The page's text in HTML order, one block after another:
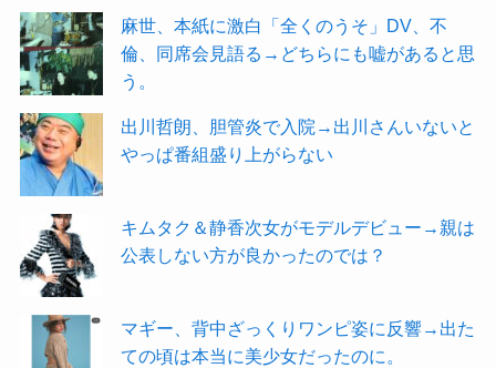
麻世、本紙に激白「全くのうそ」DV、不
倫、同席会見語る→どちらにも嘘があると思
う。
出川哲朗、胆管炎で入院→出川さんいないと
やっぱ番組盛り上がらない
キムタク＆静香次女がモデルデビュー→親は
公表しない方が良かったのでは？
マギー、背中ざっくりワンピ姿に反響→出た
ての頃は本当に美少女だったのに。